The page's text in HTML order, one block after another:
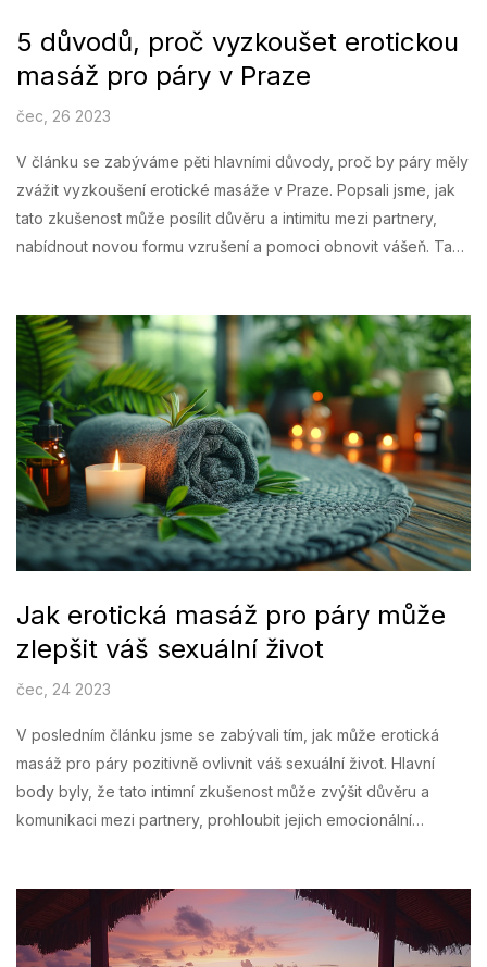
5 důvodů, proč vyzkoušet erotickou
masáž pro páry v Praze
čec, 26 2023
V článku se zabýváme pěti hlavními důvody, proč by páry měly
zvážit vyzkoušení erotické masáže v Praze. Popsali jsme, jak
tato zkušenost může posílit důvěru a intimitu mezi partnery,
nabídnout novou formu vzrušení a pomoci obnovit vášeň. Také
jak poznat nové techniky a zlepšit sexuální život.
Jak erotická masáž pro páry může
zlepšit váš sexuální život
čec, 24 2023
V posledním článku jsme se zabývali tím, jak může erotická
masáž pro páry pozitivně ovlivnit váš sexuální život. Hlavní
body byly, že tato intimní zkušenost může zvýšit důvěru a
komunikaci mezi partnery, prohloubit jejich emocionální
problémy a stres. Je důležité pamatovat, že kvalitní masáž
vyžaduje praxi a trpělivost. Takže, pokud hledáte způsob, jak
oživit svůj sexuální život, erotická masáž pro páry by mohla být